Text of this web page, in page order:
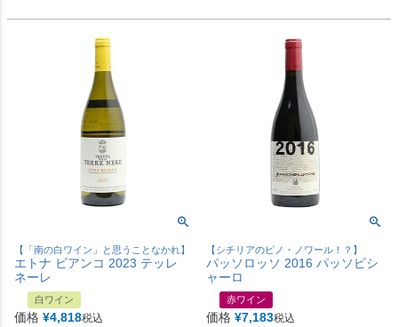
【「南の白ワイン」と思うことなかれ】
エトナ ビアンコ 2023 テッレ
ネーレ
白ワイン
価格 ¥4,818税込
【シチリアのピノ・ノワール！？】
パッソロッソ 2016 パッソピシ
ャーロ
赤ワイン
価格 ¥7,183税込